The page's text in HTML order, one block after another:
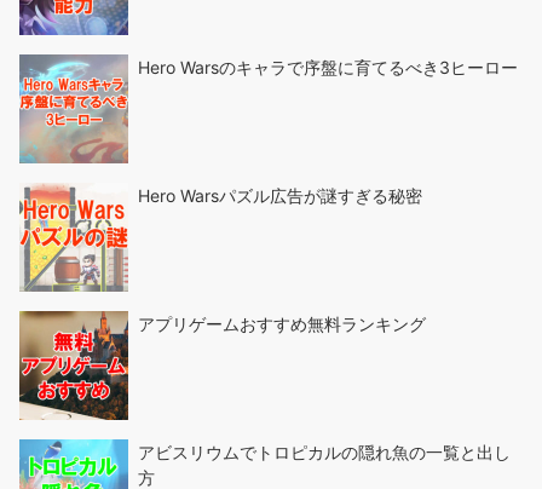
Hero Warsのキャラで序盤に育てるべき3ヒーロー
Hero Warsパズル広告が謎すぎる秘密
アプリゲームおすすめ無料ランキング
アビスリウムでトロピカルの隠れ魚の一覧と出し
方